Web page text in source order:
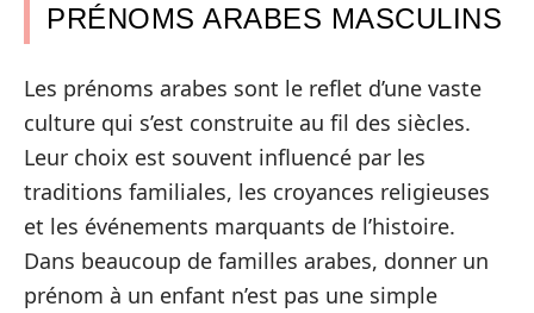
PRÉNOMS ARABES MASCULINS
Les prénoms arabes sont le reflet d’une vaste
culture qui s’est construite au fil des siècles.
Leur choix est souvent influencé par les
traditions familiales, les croyances religieuses
et les événements marquants de l’histoire.
Dans beaucoup de familles arabes, donner un
prénom à un enfant n’est pas une simple